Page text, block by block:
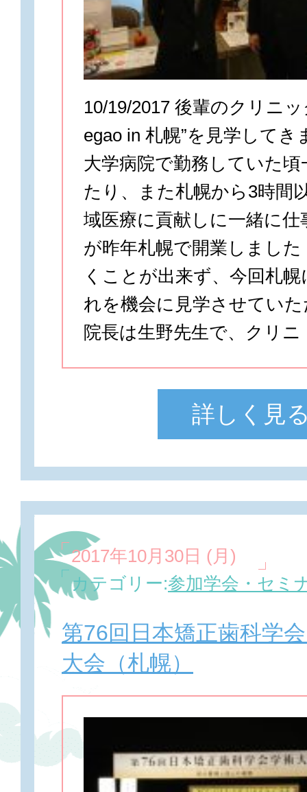
10/19/2017 後輩のクリニッ
egao in 札幌”を見学してき
大学病院で勤務していた
たり、また札幌から3時間
域医療に貢献しに一緒に
が昨年札幌で開業しまし
くことが出来ず、今回札
れを機会に見学させてい
院長は生野先生で、クリ
詳しく見
2017年10月30日 (月)
カテゴリー:参加学会・セミ
第76回日本矯正歯科学
大会（札幌）